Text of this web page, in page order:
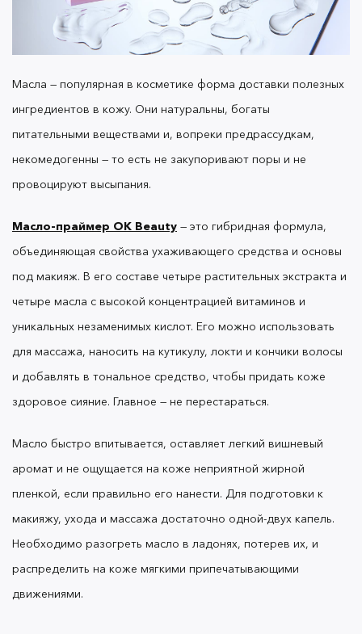
а улучшить тон и внешний вид кожи, не
перегружая ее.
отвечает этой цели, а также
точечно скрывает несовершенства, воздействуя
на их причины: успокаивает покраснения,
увлажняет кожу и делает ее более упругой. Он
Чтобы BB-крем не выглядел как плотная маска,
важно предварительно отшелушить кожу,
использовать праймер и нанести не больше
капли средства. Покрытие станет еще легче, если
хайлайтера.
другие тональные основы. Если распределять их
пальцами, покрытие может лечь неравномерно и
влажный спонж, бьюти-блендер или плотно
набитую кисть с прямым скосом.
Надеемся, наши советы улучшат ваш опыт
Масла — популярная в косметике форма доставки полезных
ингредиентов в кожу. Они натуральны, богаты
питательными веществами и, вопреки предрассудкам,
некомедогенны — то есть не закупоривают поры и не
провоцируют высыпания.
Масло-праймер OK Beauty — это гибридная формула,
объединяющая свойства ухаживающего средства и основы
под макияж. В его составе четыре растительных экстракта и
четыре масла с высокой концентрацией витаминов и
уникальных незаменимых кислот. Его можно использовать
для массажа, наносить на кутикулу, локти и кончики волосы
и добавлять в тональное средство, чтобы придать коже
здоровое сияние. Главное — не перестараться.
Масло быстро впитывается, оставляет легкий вишневый
аромат и не ощущается на коже неприятной жирной
пленкой, если правильно его нанести. Для подготовки к
макияжу, ухода и массажа достаточно одной-двух капель.
Необходимо разогреть масло в ладонях, потерев их, и
распределить на коже мягкими припечатывающими
движениями.